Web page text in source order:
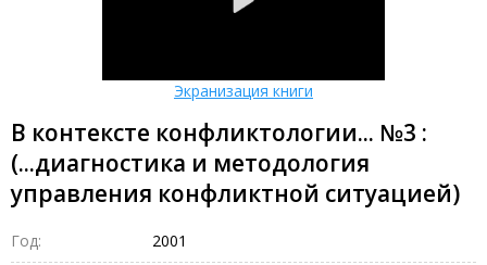
Экранизация книги
В контексте конфликтологии... №3 :
(...диагностика и методология
управления конфликтной ситуацией)
Год: 2001